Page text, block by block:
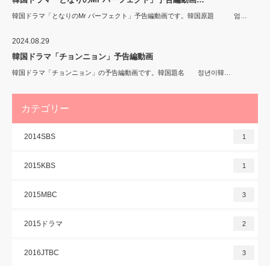
韓国ドラマ「となりのMr パーフェクト」予告編動画です。韓国原題 엄…
2024.08.29
韓国ドラマ「チョンニョン」予告編動画
韓国ドラマ「チョンニョン」の予告編動画です。韓国題名 정년이韓…
カテゴリー
2014SBS 1
2015KBS 1
2015MBC 3
2015ドラマ 2
2016JTBC 3